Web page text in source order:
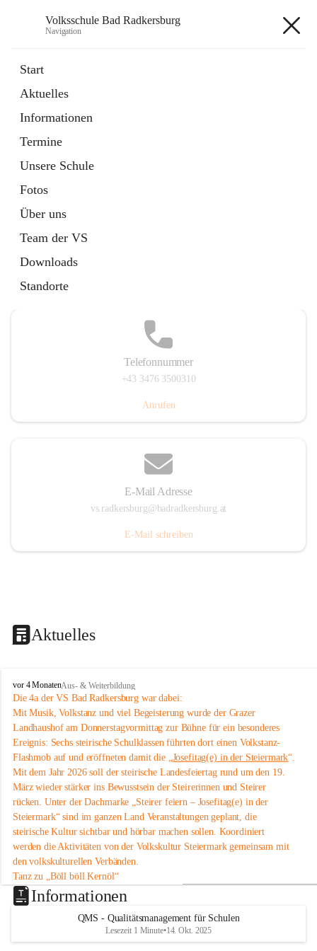
Volksschule Bad Radkersburg
Navigation
Start
Aktuelles
Informationen
Termine
Unsere Schule
Fotos
Über uns
Team der VS
Downloads
Standorte
Externe Webseite
in
Tab
Telefonnummer
+43 3476 3500310
Anrufen
E-Mail Adresse
vs.radkersburg@badradkersburg.at
E-Mail schreiben
Aktuelles
V
o
l
k
s
s
c
h
u
l
e
B
a
d
R
a
d
k
s
vor 4 MonatenAus- & Weiterbildung
Die 4a der VS Bad Radkersburg war dabei:
Mit Musik, Volkstanz und viel Begeisterung wurde der Grazer
Landhaushof am Donnerstagvormittag zur Bühne für ein besonderes
Ereignis: Sechs steirische Schulklassen führten dort einen Volkstanz-
Flashmob auf und eröffneten damit die „Josefitag(e) in der Steiermark“.
Mit dem Jahr 2026 soll der steirische Landesfeiertag rund um den 19.
März wieder stärker ins Bewusstsein der Steirerinnen und Steirer
rücken. Unter der Dachmarke „Steirer feiern – Josefitag(e) in der
Steiermark“ sind im ganzen Land Veranstaltungen geplant, die
steirische Kultur sichtbar und hörbar machen sollen. Koordiniert
werden die Aktivitäten von der Volkskultur Steiermark gemeinsam mit
den volkskulturellen Verbänden.
Tanz zu „Böll böll Kernöl“
Im Rahmen dieser Initiative studierten sechs Schulklassen aus der
Steiermark bereits im Unterricht eine einfache Volkstanz-Choreografie
ein. Am 12. März 2026 präsentierten sie diese um 11 Uhr im
als Flashmob.
Informationen
QMS - Qualitätsmanagement für Schulen
Lesezeit 1 Minute•14. Okt. 2025